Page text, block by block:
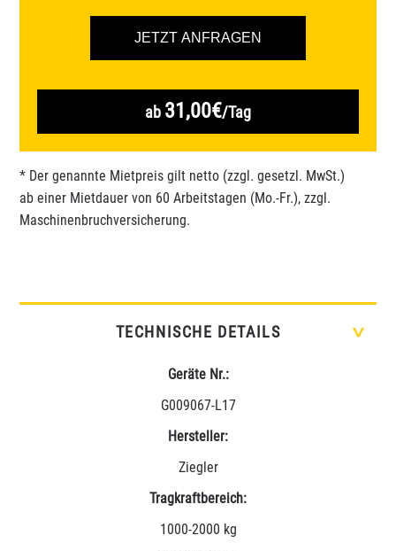
ab 31,00€/Tag
* Der genannte Mietpreis gilt netto (zzgl. gesetzl. MwSt.)
ab einer Mietdauer von 60 Arbeitstagen (Mo.-Fr.), zzgl.
Maschinenbruchversicherung.
TECHNISCHE DETAILS >
Geräte Nr.:
G009067-L17
Hersteller:
Ziegler
Tragkraftbereich:
1000-2000 kg